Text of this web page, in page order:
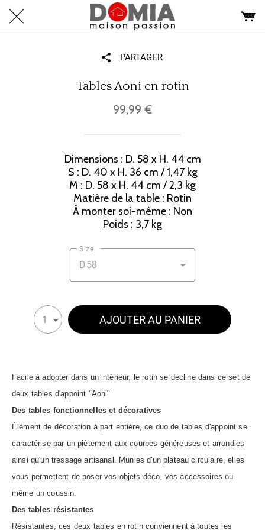
PARTAGER
Tables Aoni en rotin
99,99 €
Dimensions : D. 58 x H. 44 cm
S : D. 40 x H. 36 cm / 1,47 kg
M : D. 58 x H. 44 cm / 2,3 kg
Matière de la table : Rotin
À monter soi-même : Non
Poids : 3,7 kg
Size
D58
1 AJOUTER AU PANIER
Facile à adopter dans un intérieur, le rotin se décline dans ce set de
deux tables d'appoint "Aoni"
Des tables fonctionnelles et décoratives
Élément de décoration à part entière, ce duo de tables d'appoint se
caractérise par un piètement aux courbes généreuses et arrondies
ainsi qu'un tressage artisanal. Munies d'un plateau circulaire, elles
vous permettent de poser vos objets déco, vos accessoires ou
même un coussin.
Des tables résistantes
Résistantes, ces deux tables en rotin conviennent à toutes les